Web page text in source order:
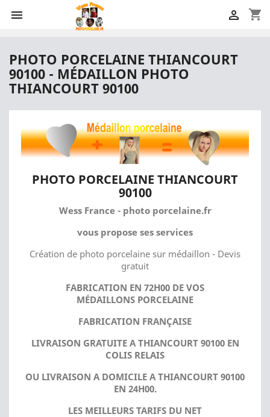
 shopping_cart

PHOTO PORCELAINE THIANCOURT
90100 - MÉDAILLON PHOTO
THIANCOURT 90100
PHOTO PORCELAINE THIANCOURT
90100
Wess France - photo porcelaine.fr
vous propose ses services
Création de photo porcelaine sur médaillon - Devis
gratuit
FABRICATION EN 72H00 DE VOS
MÉDAILLONS PORCELAINE
FABRICATION FRANÇAISE
LIVRAISON GRATUITE A THIANCOURT 90100 EN
COLIS RELAIS
OU LIVRAISON A DOMICILE A THIANCOURT 90100
EN 24H00.
LES MEILLEURS TARIFS DU NET